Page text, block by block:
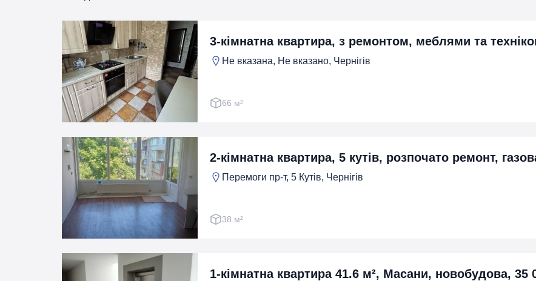
3-кімнатна квартира, з ремонтом, меблями та
Не вказана, Не вказано, Чернігів
66 м²
2-кімнатна квартира, 5 кутів, розпочато ремонт,
Перемоги пр-т, 5 Кутiв, Чернігів
38 м²
1-кімнатна квартира 41.6 м², Масани, новобудова, 35